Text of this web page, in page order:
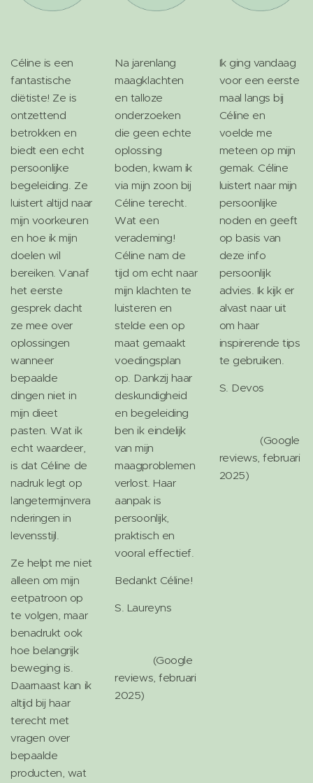
Céline is een
fantastische
diëtiste! Ze is
ontzettend
betrokken en
biedt een echt
persoonlijke
begeleiding. Ze
luistert altijd naar
mijn voorkeuren
en hoe ik mijn
doelen wil
bereiken. Vanaf
het eerste
gesprek dacht
ze mee over
oplossingen
wanneer
bepaalde
dingen niet in
mijn dieet
pasten. Wat ik
echt waardeer,
is dat Céline de
nadruk legt op
langetermijnvera
nderingen in
levensstijl.
Ze helpt me niet
alleen om mijn
eetpatroon op
te volgen, maar
benadrukt ook
hoe belangrijk
beweging is.
Daarnaast kan ik
altijd bij haar
terecht met
vragen over
bepaalde
producten, wat
Na jarenlang
maagklachten
en talloze
onderzoeken
die geen echte
oplossing
boden, kwam ik
via mijn zoon bij
Céline terecht.
Wat een
verademing!
Céline nam de
tijd om echt naar
mijn klachten te
luisteren en
stelde een op
maat gemaakt
voedingsplan
op. Dankzij haar
deskundigheid
en begeleiding
ben ik eindelijk
van mijn
maagproblemen
verlost. Haar
aanpak is
persoonlijk,
praktisch en
vooral effectief.
Bedankt Céline!
S. Laureyns
(Google
reviews, februari
2025)
Ik ging vandaag
voor een eerste
maal langs bij
Céline en
voelde me
meteen op mijn
gemak. Céline
luistert naar mijn
persoonlijke
noden en geeft
op basis van
deze info
persoonlijk
advies. Ik kijk er
alvast naar uit
om haar
inspirerende tips
te gebruiken.
S. Devos
(Google
reviews, februari
2025)